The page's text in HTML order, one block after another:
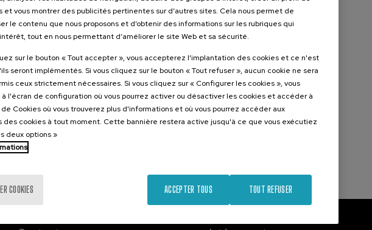
Espagnol
...
Gratuit
Dernières
places
Gratuit
Date
passée
Liste
d'attente
Période
d'inscription
et vous montrer des publicités pertinentes sur d’autres sites. Cela nous permet de
le contenu que nous proposons et d’obtenir des informations sur les rubriques qui
tout en nous permettant d’améliorer le site Web et sa sécurité.
sur le bouton « Tout accepter », vous accepterez l'implantation des cookies et ce n'est
seront implémentés. Si vous cliquez sur le bouton « Tout refuser », aucun cookie ne sera
ceux strictement nécessaires. Si vous cliquez sur « Configurer les cookies », vous
l'écran de configuration où vous pourrez activer ou désactiver les cookies et accéder à
Cookies où vous trouverez plus d'informations et où vous pourrez accéder aux
des cookies à tout moment. Cette bannière restera active jusqu'à ce que vous exécutiez
deux options »
COOKIES TOUT REFUSER
ACCEPTER TOUS